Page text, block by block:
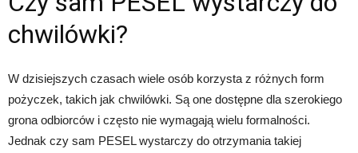
chwilówki?
W dzisiejszych czasach wiele osób korzysta z różnych form
pożyczek, takich jak chwilówki. Są one dostępne dla szerokiego
grona odbiorców i często nie wymagają wielu formalności.
Jednak czy sam PESEL wystarczy do otrzymania takiej